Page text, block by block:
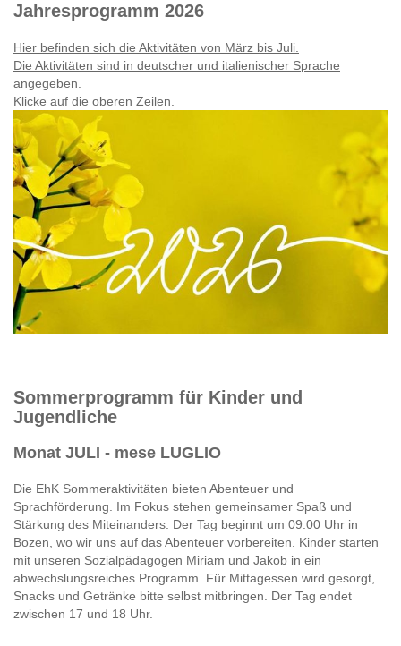
Jahresprogramm 2026
Hier befinden sich die Aktivitäten von März bis Juli.
Die Aktivitäten sind in deutscher und italienischer Sprache
angegeben.
Klicke auf die oberen Zeilen.
Sommerprogramm für Kinder und
Jugendliche
Monat JULI - mese LUGLIO
Die EhK Sommeraktivitäten bieten Abenteuer und
Sprachförderung. Im Fokus stehen gemeinsamer Spaß und
Stärkung des Miteinanders. Der Tag beginnt um 09:00 Uhr in
Bozen, wo wir uns auf das Abenteuer vorbereiten. Kinder starten
mit unseren Sozialpädagogen Miriam und Jakob in ein
abwechslungsreiches Programm. Für Mittagessen wird gesorgt,
Snacks und Getränke bitte selbst mitbringen. Der Tag endet
zwischen 17 und 18 Uhr.